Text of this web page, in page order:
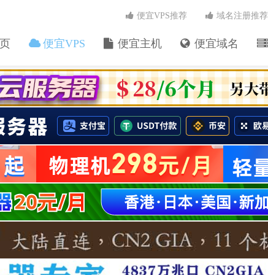
便宜VPS 便宜主机 便宜域名
便宜VPS推荐 域名注册推荐